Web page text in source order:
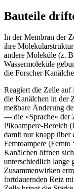
Bauteile
In der Membran der
ihre
andere Moleküle (z.
Wassermoleküle
die Forscher
Reagiert die Zelle auf
die Kanälchen in der
meßbare Änderung
— die »Sprache« der
Pikoampere-Bereich
damit nur knapp über
Femtoampere
Kanälchen öffnen
unterschiedlich lange
Zusammenwirken
fortdauernden Reiz